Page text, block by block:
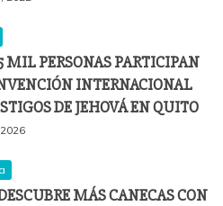
MIL PERSONAS PARTICIPAN
INTERNACIONAL
DE JEHOVÁ EN QUITO
MÁS CANECAS CON